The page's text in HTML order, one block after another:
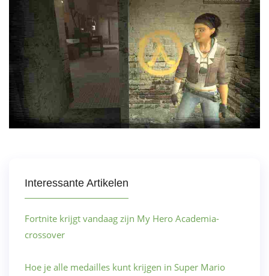
Interessante Artikelen
Fortnite krijgt vandaag zijn My Hero Academia-
crossover
Hoe je alle medailles kunt krijgen in Super Mario